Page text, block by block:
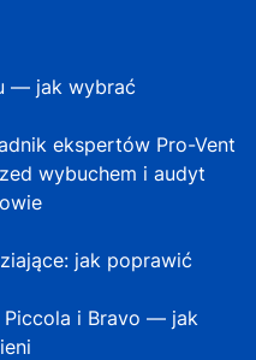
— jak wybrać
ekspertów Pro-Vent
wybuchem i audyt
jak poprawić
Piccola i Bravo — jak